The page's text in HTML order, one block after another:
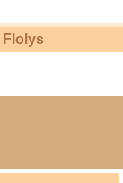
Flolys